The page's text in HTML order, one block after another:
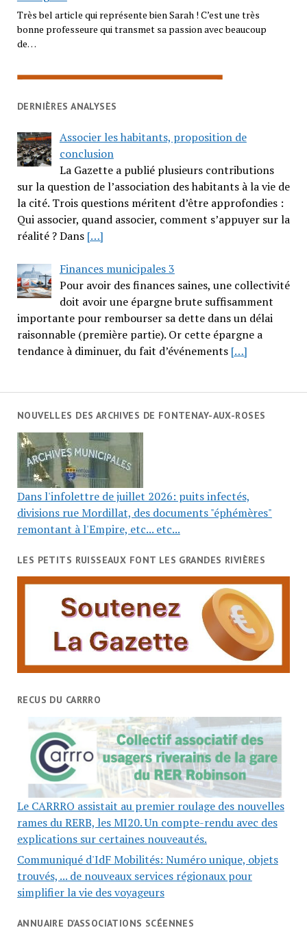
Très bel article qui représente bien Sarah ! C’est une très
bonne professeure qui transmet sa passion avec beaucoup
de…
DERNIÈRES ANALYSES
Associer les habitants, proposition de
conclusion
La Gazette a publié plusieurs contributions
sur la question de l’association des habitants à la vie de
la cité. Trois questions méritent d’être approfondies :
Qui associer, quand associer, comment s’appuyer sur la
réalité ? Dans […]
Finances municipales 3
Pour avoir des finances saines, une collectivité
doit avoir une épargne brute suffisamment
importante pour rembourser sa dette dans un délai
raisonnable (première partie). Or cette épargne a
tendance à diminuer, du fait d’événements […]
NOUVELLES DES ARCHIVES DE FONTENAY-AUX-ROSES
Dans l'infolettre de juillet 2026: puits infectés,
divisions rue Mordillat, des documents "éphémères"
remontant à l'Empire, etc... etc...
LES PETITS RUISSEAUX FONT LES GRANDES RIVIÈRES
RECUS DU CARRRO
Le CARRRO assistait au premier roulage des nouvelles
rames du RERB, les MI20. Un compte-rendu avec des
explications sur certaines nouveautés.
Communiqué d'IdF Mobilités: Numéro unique, objets
trouvés, ... de nouveaux services régionaux pour
simplifier la vie des voyageurs
ANNUAIRE D’ASSOCIATIONS SCÉENNES